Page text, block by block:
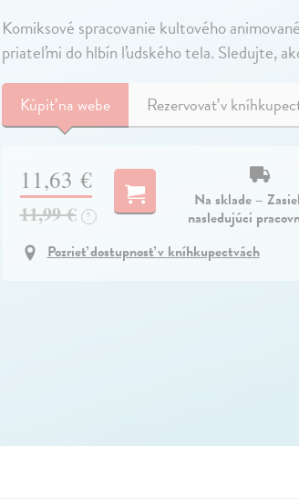
Komiksové spracovanie kultového
priateľmi do hlbín ľudského tela. Sledujte,
Kúpiťna webe Rezervovať v
11,63 €
11,99 € ?
Na sklade –
nasledujúci
Pozrieť dostupnosť v kníhkupectvách